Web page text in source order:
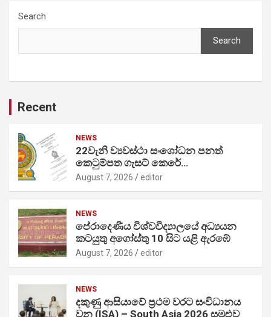
Search
Search
Recent
NEWS
22වැනි ව්‍යවස්ථා සංශෝධන පනත්
කෙටුම්පත ගැසට් කෙරේ…
August 7, 2026 editor
NEWS
පේරාදෙණිය විශ්වවිද්‍යාලයේ අධ්‍යයන
කටයුතු අගෝස්තු 10 සිට යළි ඇරඹේ
August 7, 2026 editor
NEWS
දකුණු ආසියාවේ ප්‍රථම වරට සංවිධානය
වන (ISA) – South Asia 2026 සමුළුව